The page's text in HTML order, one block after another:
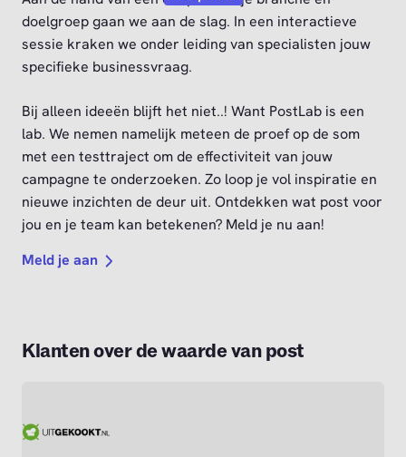
doelgroep gaan we aan de slag. In een interactieve
sessie kraken we onder leiding van specialisten jouw
specifieke businessvraag.
Bij alleen ideeën blijft het niet..! Want PostLab is een
lab. We nemen namelijk meteen de proef op de som
met een testtraject om de effectiviteit van jouw
campagne te onderzoeken. Zo loop je vol inspiratie en
nieuwe inzichten de deur uit. Ontdekken wat post voor
jou en je team kan betekenen? Meld je nu aan!
Meld je aan
Klanten over de waarde van post